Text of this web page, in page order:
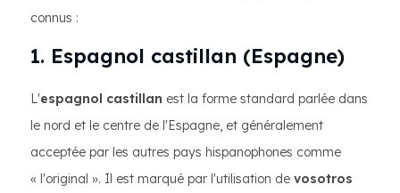
connus :
1. Espagnol castillan (Espagne)
L'espagnol castillan est la forme standard parlée dans
le nord et le centre de l'Espagne, et généralement
acceptée par les autres pays hispanophones comme
« l'original ». Il est marqué par l'utilisation de vosotros